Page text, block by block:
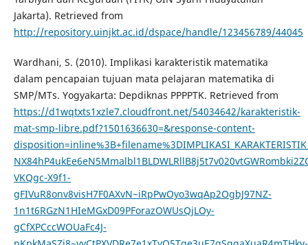
Jakarta). Retrieved from
http://repository.uinjkt.ac.id/dspace/handle/123456789/44045
Wardhani, S. (2010). Implikasi karakteristik matematika
dalam pencapaian tujuan mata pelajaran matematika di
SMP/MTs. Yogyakarta: Depdiknas PPPPTK. Retrieved from
https://d1wqtxts1xzle7.cloudfront.net/54034642/karakteristik-
mat-smp-libre.pdf?1501636630=&response-content-
VKQgc-X9f1-
gFIVuR8onv8visH7F0AXvN~iRpPwOyo3wqAp2OgbJ97NZ-
1n1t6RGzN1HIeMGxD09PForazOWUsQjLOy-
gCfXPCccWOUaFc4J-